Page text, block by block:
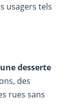
usagers tels
desserte
des
rues sans